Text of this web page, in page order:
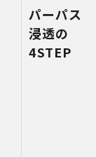
パーパス
浸透の
4STEP